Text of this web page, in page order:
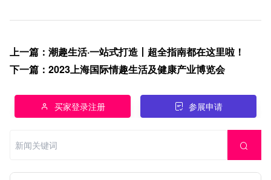
上一篇 ： 潮趣生活·一站式打造丨超全指南都在这里啦！
下一篇 ： 2023上海国际情趣生活及健康产业博览会
买家登录注册 参展申请